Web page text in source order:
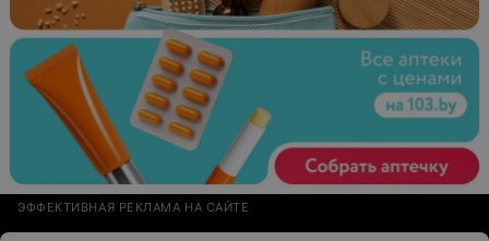
ЭФФЕКТИВНАЯ РЕКЛАМА НА САЙТЕ